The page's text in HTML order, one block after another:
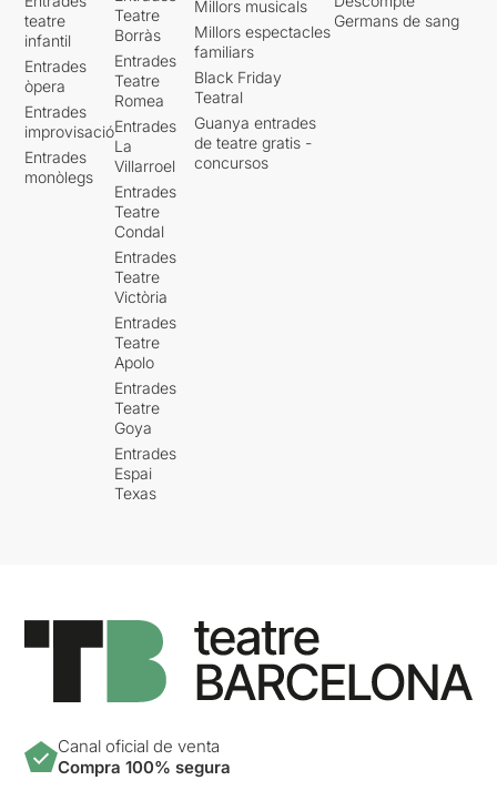
teatre
infantil
Entrades
òpera
Entrades
improvisació
Entrades
monòlegs
Teatre
Borràs
Entrades
Teatre
Romea
Entrades
La
Villarroel
Entrades
Teatre
Condal
Entrades
Teatre
Victòria
Entrades
Teatre
Apolo
Entrades
Teatre
Goya
Entrades
Espai
Texas
Millors musicals
Millors espectacles
familiars
Black Friday
Teatral
Guanya entrades
de teatre gratis -
concursos
Germans de sang
Canal oficial de venta
Compra 100% segura